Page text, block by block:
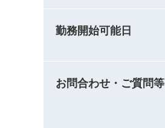
勤務開始可能日
お問合わせ・ご質問等